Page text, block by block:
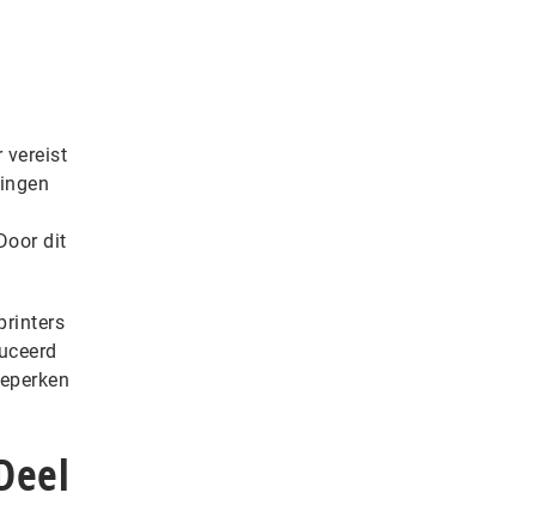
vereist
dit